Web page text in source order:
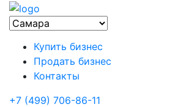
Купить бизнес
Продать бизнес
Контакты
+7 (499) 706-86-11